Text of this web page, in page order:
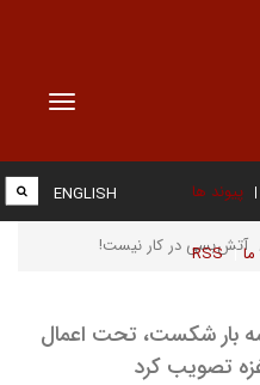
Toggle
پیوند ها
RSS
ENGLISH
آتش بسی در کار نیست!
بار شکست، تحت اعمال
غزه تصویب کرد